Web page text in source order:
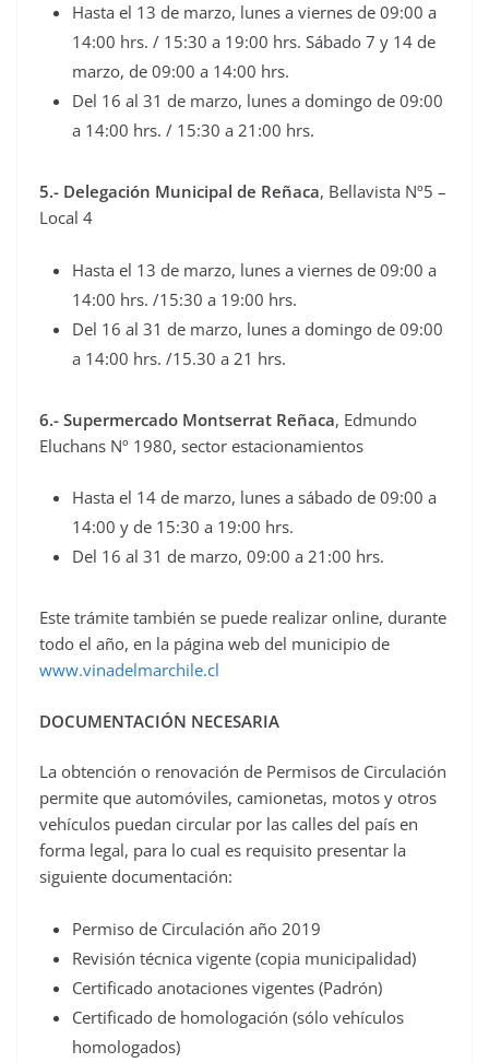
Hasta el 13 de marzo, lunes a viernes de 09:00 a
14:00 hrs. / 15:30 a 19:00 hrs. Sábado 7 y 14 de
marzo, de 09:00 a 14:00 hrs.
Del 16 al 31 de marzo, lunes a domingo de 09:00
a 14:00 hrs. / 15:30 a 21:00 hrs.
5.- Delegación Municipal de Reñaca, Bellavista Nº5 –
Local 4
Hasta el 13 de marzo, lunes a viernes de 09:00 a
14:00 hrs. /15:30 a 19:00 hrs.
Del 16 al 31 de marzo, lunes a domingo de 09:00
a 14:00 hrs. /15.30 a 21 hrs.
6.- Supermercado Montserrat Reñaca, Edmundo
Eluchans Nº 1980, sector estacionamientos
Hasta el 14 de marzo, lunes a sábado de 09:00 a
14:00 y de 15:30 a 19:00 hrs.
Del 16 al 31 de marzo, 09:00 a 21:00 hrs.
Este trámite también se puede realizar online, durante
todo el año, en la página web del municipio de
www.vinadelmarchile.cl
DOCUMENTACIÓN NECESARIA
La obtención o renovación de Permisos de Circulación
permite que automóviles, camionetas, motos y otros
vehículos puedan circular por las calles del país en
forma legal, para lo cual es requisito presentar la
siguiente documentación:
Permiso de Circulación año 2019
Revisión técnica vigente (copia municipalidad)
Certificado anotaciones vigentes (Padrón)
Certificado de homologación (sólo vehículos
homologados)